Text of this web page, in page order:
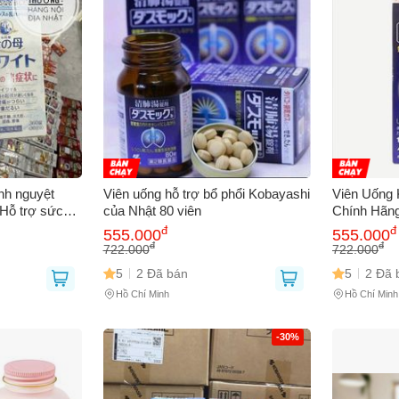
nguyệt
trợ sức
nữ Nhật
Viên uống hỗ trợ bổ phổi Kobayashi
của Nhật 80 viên
555.000đ
722.000đ
5 2 Đã bán
Hồ Chí Minh
Viên Uống
Chính
Phẩm Bổ
Sóc Sức
555.000đ
722.000đ
5 2 Đã
Hồ Chí Minh
-30%